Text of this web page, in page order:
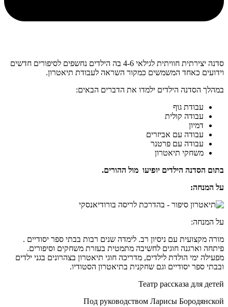
סדנה יצירתית חוויתית לגילאי 4-6 בה הילדים נחשפים לסיפורים חדשים
וידועים כאחד המשמשים כמקור השראה לעבודת תיאטרון.
במהלך הסדנה הילדים ילמדו את הדברים הבאים:
עבודת גוף
עבודה קולית
דמיון
עבודה עם אביזרים
עבודה עם פרטנר
משחקי תיאטרון
בתום הסדנה הילדים יופיעו מול ההורים.
על המנחה:
על המנחה:
מורה מקצועית עם ניסיון רב. לימדה שנים רבות בבתי ספר יסודיים .
פיתחה וארגנה חוגים לחשיבה מתמטית בעזרת משחקים וסיפורים.
מפעילה ימי הולדת לילדים, מדריכה חוגי תיאטרון בצהרונים בגני ילדים
ובבתי ספר יסודיים וגם שחקנית בתיאטרון הסטודיו.
Театр рассказа для детей
Под руководством Ларисы Бородянской